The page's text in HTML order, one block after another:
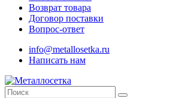
Возврат товара
Договор поставки
Вопрос-ответ
info@metallosetka.ru
Написать нам